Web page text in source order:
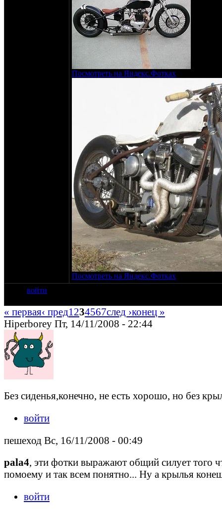
Посмотреть на Яндекс.Фотках
Посмотреть на Яндекс.Фотках
войти
« первая‹ пред1 234567след ›конец »
Hiperborey Пт, 14/11/2008 - 22:44
Без сиденья,конечно, не есть хорошо, но без
войти
пешеход Вс, 16/11/2008 - 00:49
pala4, эти фотки выражают общий силует того
помоему и так всем понятно... Ну а крылья
войти